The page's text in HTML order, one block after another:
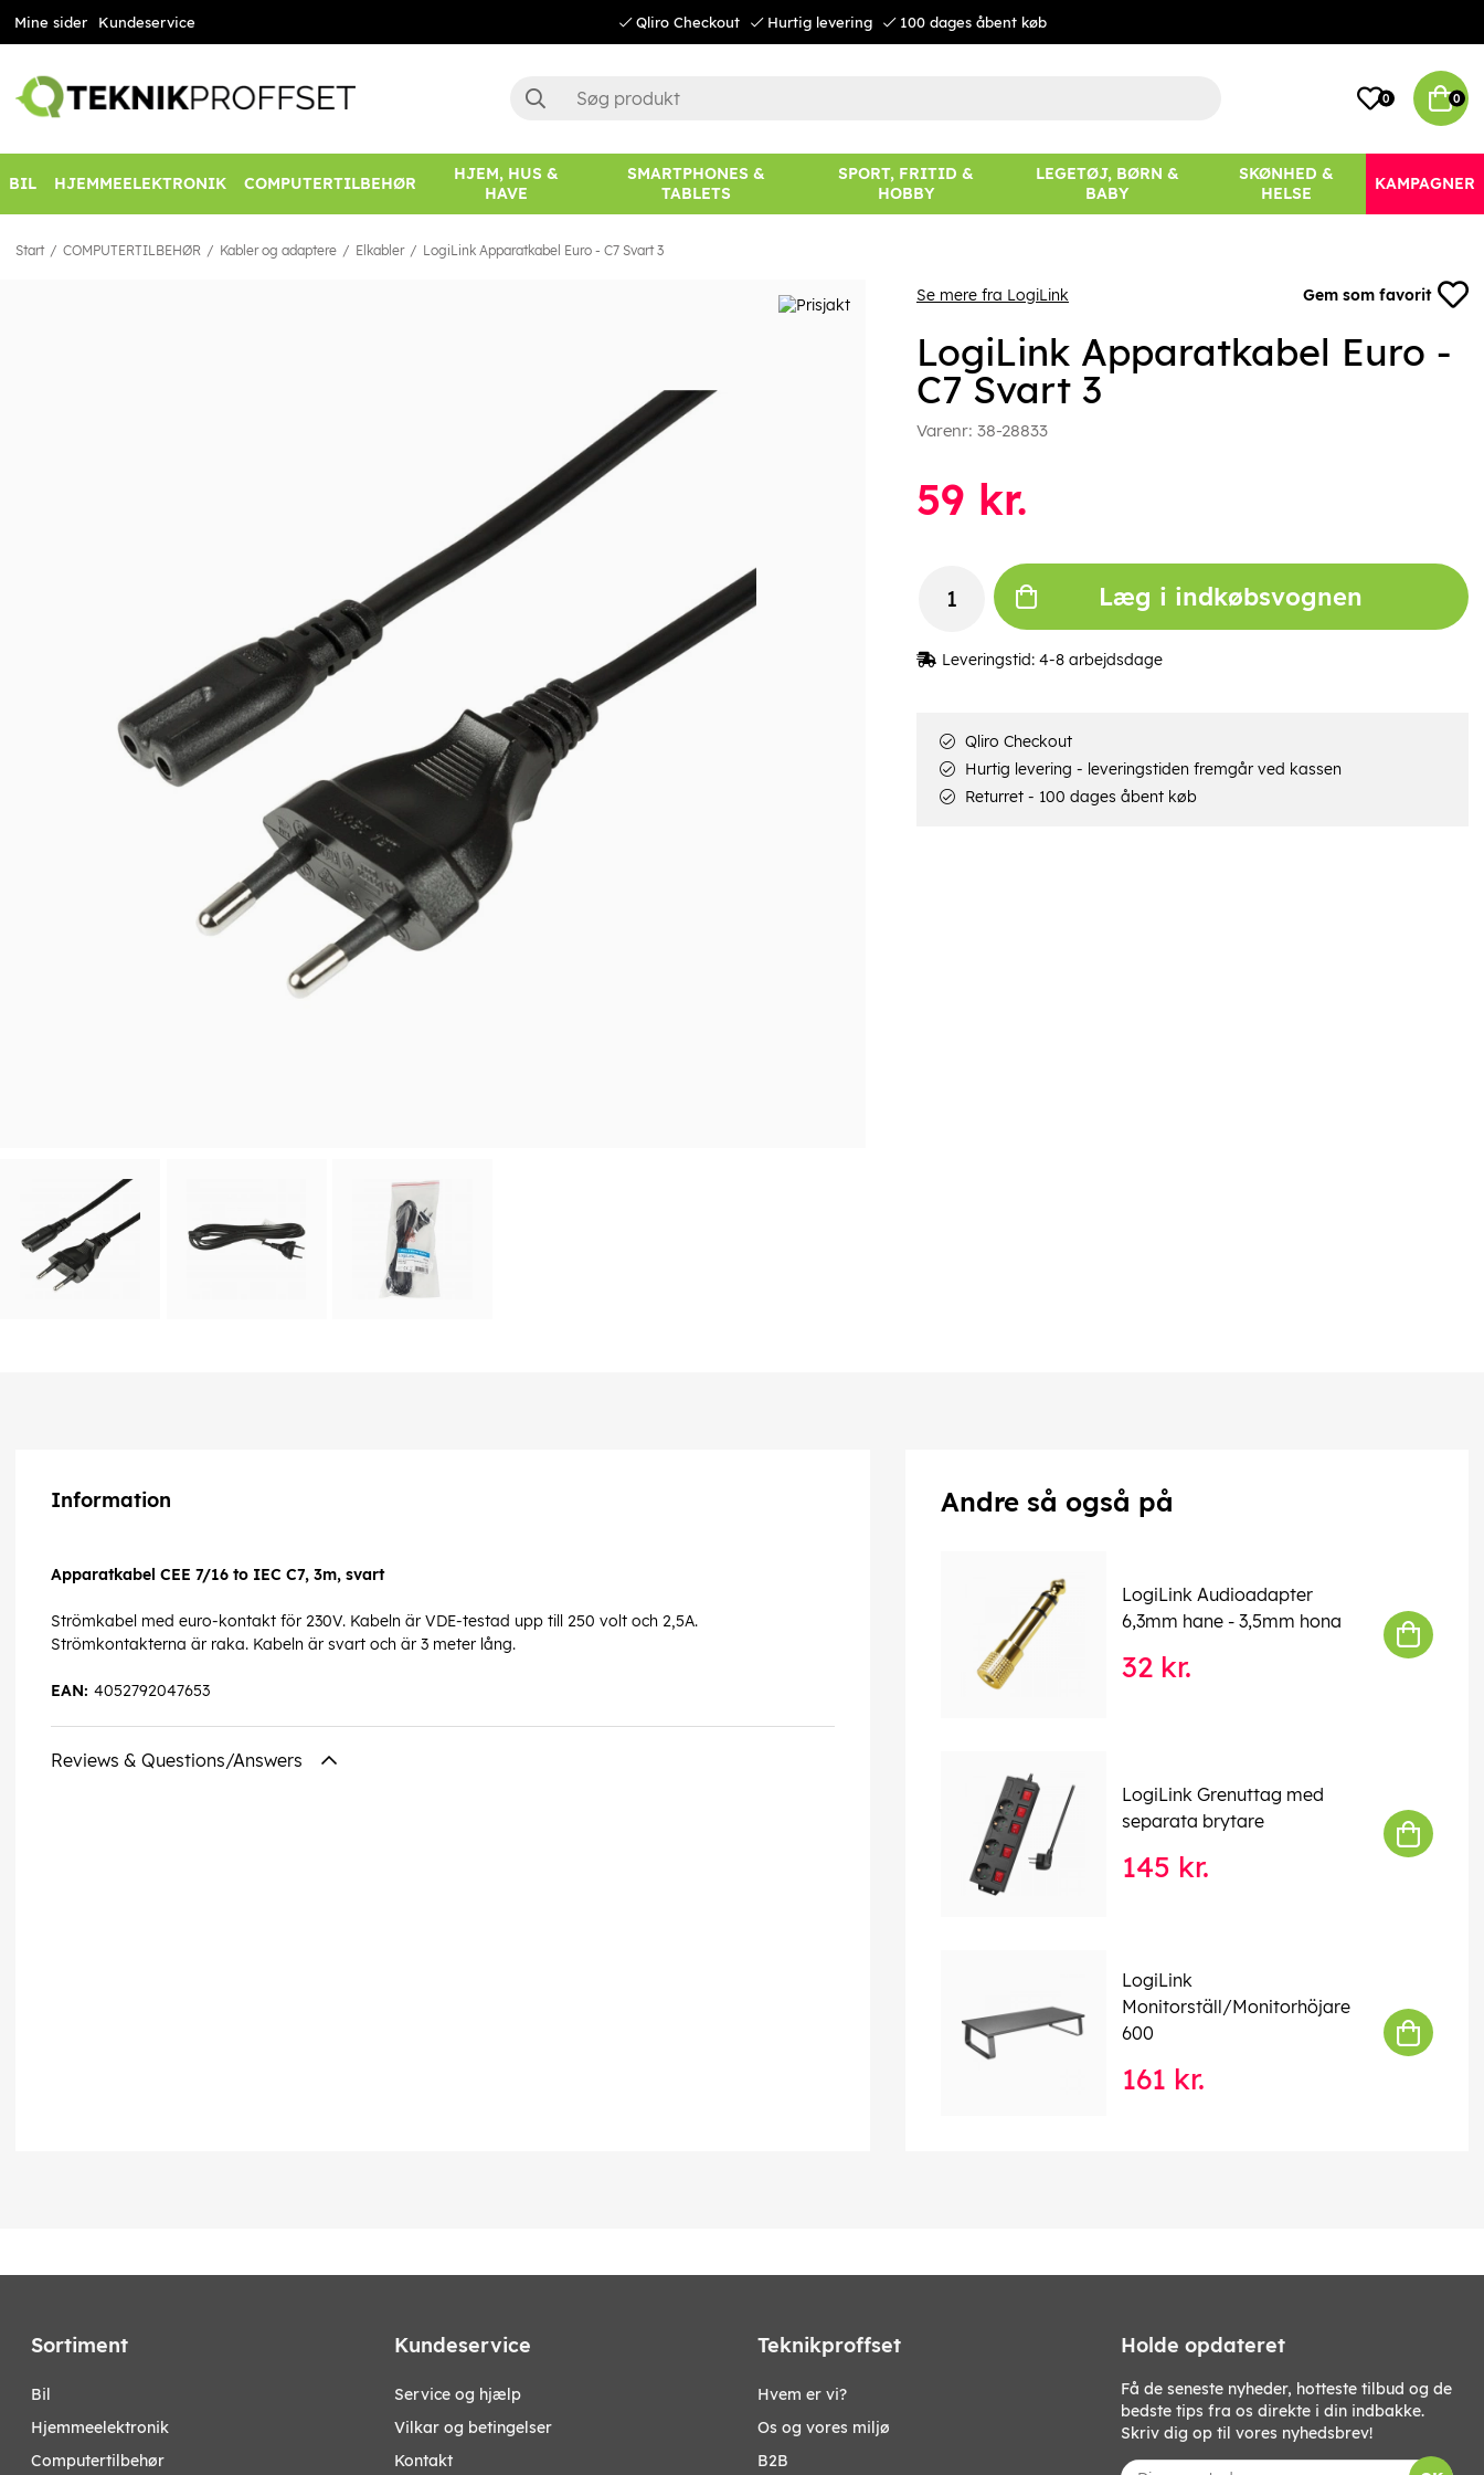
Mine sider Kundeservice Qliro Checkout Hurtig levering 100 dages åbent køb
0 0
BIL HJEMMEELEKTRONIK COMPUTERTILBEHØR
HJEM, HUS &
HAVE
SMARTPHONES &
TABLETS
SPORT, FRITID &
HOBBY
LEGETØJ, BØRN &
BABY
SKØNHED &
HELSE
KAMPAGNER
Start COMPUTERTILBEHØR Kabler og adaptere Elkabler LogiLink Apparatkabel Euro - C7 Svart 3
Se mere fra LogiLink Gem som favorit
LogiLink Apparatkabel Euro -
C7 Svart 3
Varenr: 38-28833
59 kr.
Læg i indkøbsvognen
Leveringstid: 4-8 arbejdsdage
Qliro Checkout
Hurtig levering - leveringstiden fremgår ved kassen
Returret - 100 dages åbent køb
Information
Apparatkabel CEE 7/16 to IEC C7, 3m, svart
Strömkabel med euro-kontakt för 230V. Kabeln är VDE-testad upp till 250 volt och 2,5A.
Strömkontakterna är raka. Kabeln är svart och är 3 meter lång.
4052792047653
EAN:
Reviews & Questions/Answers
Andre så også på
LogiLink Audioadapter
6,3mm hane - 3,5mm hona
32 kr.
LogiLink Grenuttag med
separata brytare
145 kr.
LogiLink
Monitorställ/Monitorhöjare
600
161 kr.
Sortiment
bil
hjemmeelektronik
computertilbehør
Kundeservice
Service og hjælp
Vilkar og betingelser
Kontakt
Teknikproffset
Hvem er vi?
Os og vores miljø
B2B
Holde opdateret
Få de seneste nyheder, hotteste tilbud og de
bedste tips fra os direkte i din indbakke.
Skriv dig op til vores nyhedsbrev!